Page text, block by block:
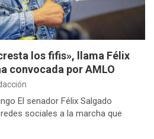
los fifis», llama Félix
convocada por AMLO
El senador Félix Salgado
sociales a la marcha que